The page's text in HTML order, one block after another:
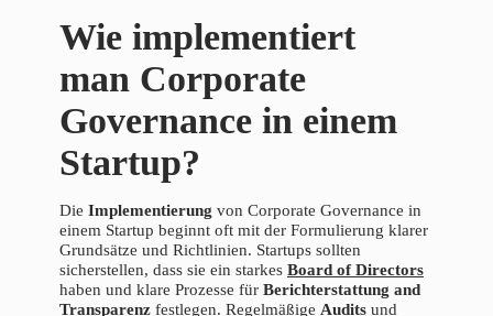
Wie implementiert
man Corporate
Governance in einem
Startup?
Die Implementierung von Corporate Governance in
einem Startup beginnt oft mit der Formulierung klarer
Grundsätze und Richtlinien. Startups sollten
sicherstellen, dass sie ein starkes Board of Directors
haben und klare Prozesse für Berichterstattung and
Transparenz festlegen. Regelmäßige Audits und